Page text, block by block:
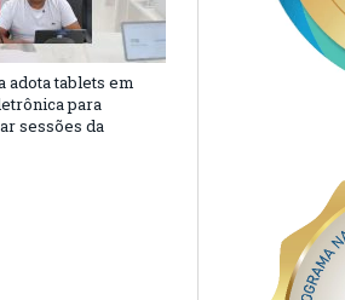
adota tablets em
para
sessões da